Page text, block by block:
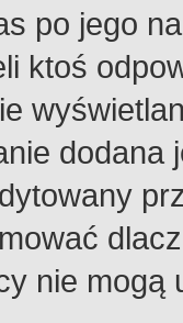
po jego
ktoś
dodana
nie